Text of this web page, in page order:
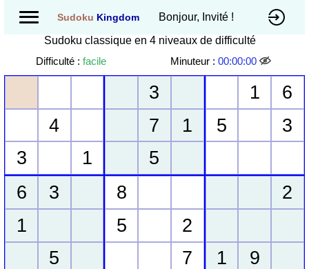
Sudoku Kingdom
Bonjour, Invité !
Sudoku classique en 4 niveaux de difficulté
Difficulté : facile Minuteur : 00:00:00
4
3
1
3
7
1
5
1
6
5
3
6
3
1
5
8
5
2
7
2
1 9